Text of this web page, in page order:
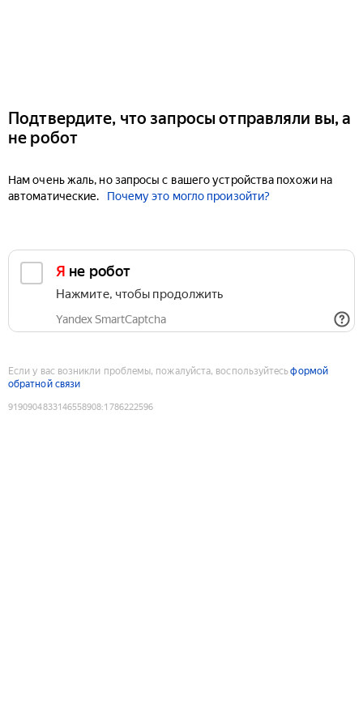
Подтвердите, что запросы отправляли вы, а
не робот
Нам очень жаль, но запросы с вашего устройства похожи на
автоматические.
Почему это могло произойти?
Я не робот
Нажмите, чтобы продолжить
Yandex SmartCaptcha
Если у вас возникли проблемы, пожалуйста, воспользуйтесьформой
обратной связи
9190904833146558908:1786222596